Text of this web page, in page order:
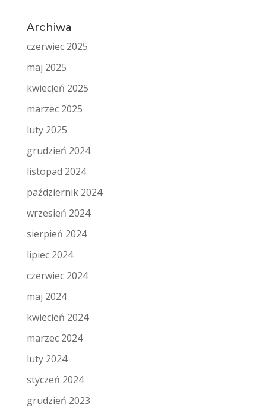
Archiwa
czerwiec 2025
maj 2025
kwiecień 2025
marzec 2025
luty 2025
grudzień 2024
listopad 2024
październik 2024
wrzesień 2024
sierpień 2024
lipiec 2024
czerwiec 2024
maj 2024
kwiecień 2024
marzec 2024
luty 2024
styczeń 2024
grudzień 2023